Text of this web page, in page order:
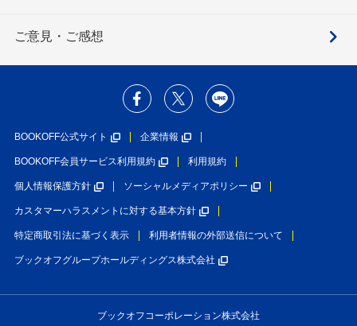
ご意見・ご感想
BOOKOFF公式サイト 企業情報
BOOKOFF会員サービス利用規約 利用規約
個人情報保護方針 ソーシャルメディアポリシー
カスタマーハラスメントに対する基本方針
特定商取引法に基づく表示 利用者情報の外部送信について
ブックオフグループホールディングス株式会社
ブックオフコーポレーション株式会社